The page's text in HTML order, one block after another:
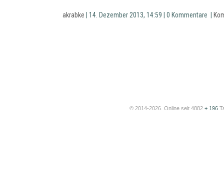
akrabke | 14. Dezember 2013, 14:59 | 0 Kommentare |
© 2014-2026. Online seit 4882 + 196